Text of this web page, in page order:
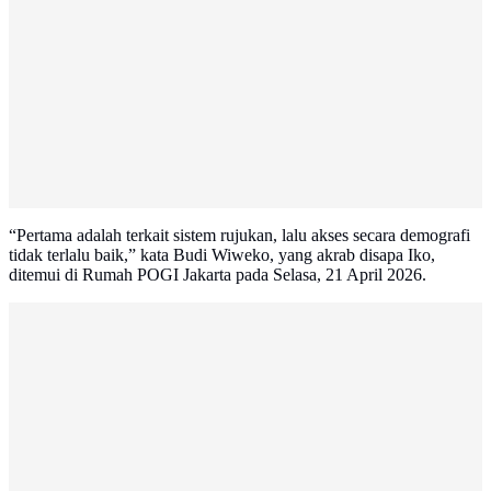
“Pertama adalah terkait sistem rujukan, lalu akses secara demografi
tidak terlalu baik,” kata Budi Wiweko, yang akrab disapa Iko,
ditemui di Rumah POGI Jakarta pada Selasa, 21 April 2026.